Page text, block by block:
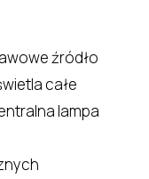
źródło
całe
lampa